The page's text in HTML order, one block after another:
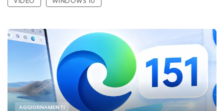
AGGIORNAMENTI